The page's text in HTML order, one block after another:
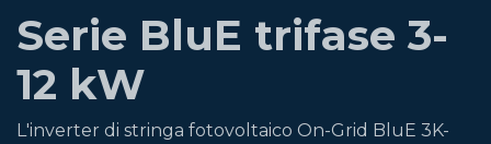
Serie BluE trifase 3-
12 kW
L'inverter di stringa fotovoltaico On-Grid BluE 3K-